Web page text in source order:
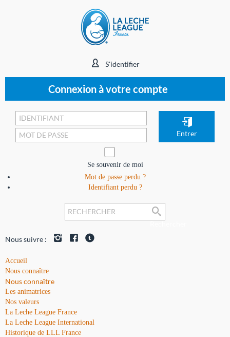
S'identifier
Connexion à votre compte
Se souvenir de moi
Mot de passe perdu ?
Identifiant perdu ?
Nous suivre :
Accueil
Nous connaître
Nous connaître
Les animatrices
Nos valeurs
La Leche League France
La Leche League International
Historique de LLL France